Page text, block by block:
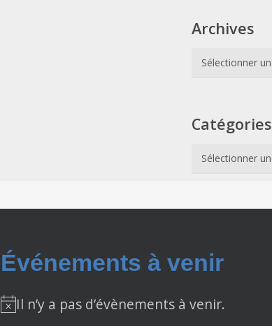
Archives
Archives
Catégories
Catégories
Événements à venir
Notice
Il n’y a pas d’évènements à venir.